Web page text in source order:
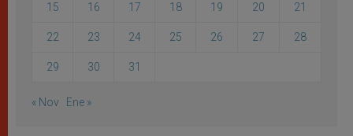
15 16 17 18 19 20 21
22 23 24 25 26 27 28
29 30 31
« Nov Ene »